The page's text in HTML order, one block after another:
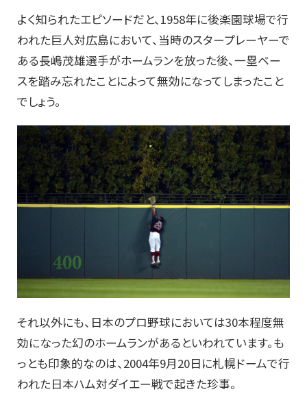
よく知られたエピソードだと、1958年に後楽園球場で行
われた巨人対広島において、当時のスタープレーヤーで
ある長嶋茂雄選手がホームランを放った後、一塁ベー
スを踏み忘れたことによって無効になってしまったこと
でしょう。
それ以外にも、日本のプロ野球においては30本程度無
効になった幻のホームランがあるといわれています。も
っとも印象的なのは、2004年9月20日に札幌ドームで行
われた日本ハム対ダイエー戦で起きた珍事。